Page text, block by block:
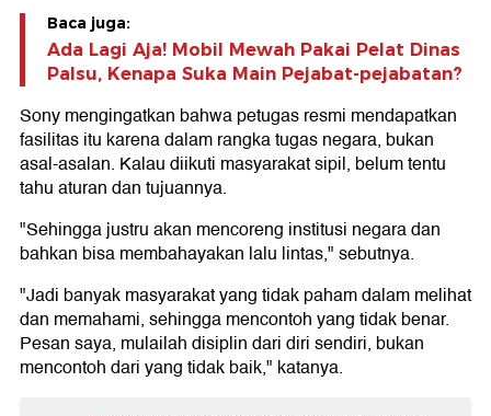
Baca juga:
Ada Lagi Aja! Mobil Mewah Pakai Pelat Dinas
Palsu, Kenapa Suka Main Pejabat-pejabatan?
Sony mengingatkan bahwa petugas resmi mendapatkan
fasilitas itu karena dalam rangka tugas negara, bukan
asal-asalan. Kalau diikuti masyarakat sipil, belum tentu
tahu aturan dan tujuannya.
"Sehingga justru akan mencoreng institusi negara dan
bahkan bisa membahayakan lalu lintas," sebutnya.
"Jadi banyak masyarakat yang tidak paham dalam melihat
dan memahami, sehingga mencontoh yang tidak benar.
Pesan saya, mulailah disiplin dari diri sendiri, bukan
mencontoh dari yang tidak baik," katanya.